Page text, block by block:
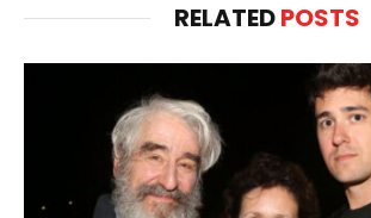
RELATEDPOSTS